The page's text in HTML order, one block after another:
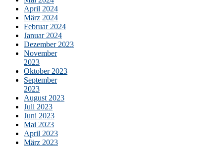
April 2024
März 2024
Februar 2024
Januar 2024
Dezember 2023
November
2023
Oktober 2023
September
2023
August 2023
Juli 2023
Juni 2023
Mai 2023
April 2023
März 2023